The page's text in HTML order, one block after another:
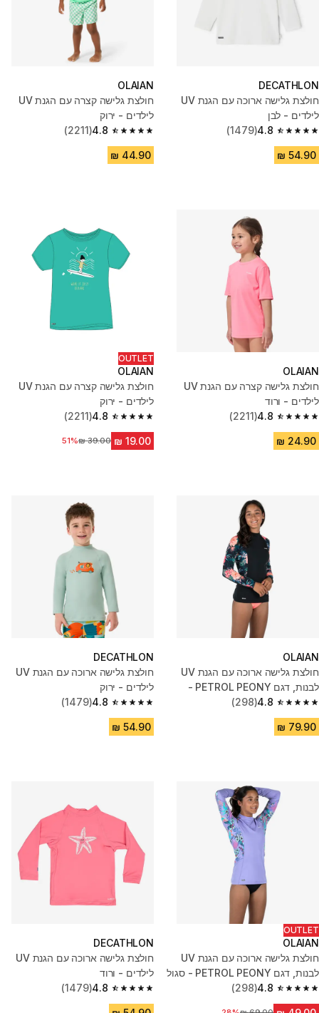
DECATHLON
חולצת גלישה ארוכה עם הגנת UV
לילדים - לבן
4.8
4.8 out of 5 stars from 1479 reviews
(1479)
OLAIAN
חולצת גלישה קצרה עם הגנת UV
לילדים - ירוק
4.8
4.8 out of 5 stars from 2211 reviews
(2211)
OLAIAN
חולצת גלישה קצרה עם הגנת UV
לילדים - ורוד
4.8
4.8 out of 5 stars from 2211 reviews
(2211)
OUTLET
OLAIAN
חולצת גלישה קצרה עם הגנת UV
לילדים - ירוק
4.8
4.8 out of 5 stars from 2211 reviews
(2211)
מחיר לפני הנחה‏39.00 ₪
51%
OLAIAN
חולצת גלישה ארוכה עם הגנת UV
לבנות, דגם PETROL PEONY -
שחור
4.8
4.8 out of 5 stars from 298 reviews
(298)
DECATHLON
חולצת גלישה ארוכה עם הגנת UV
לילדים - ירוק
4.8
4.8 out of 5 stars from 1479 reviews
(1479)
OUTLET
OLAIAN
חולצת גלישה ארוכה עם הגנת UV
לבנות, דגם PETROL PEONY - סגול
4.8
4.8 out of 5 stars from 298 reviews
(298)
DECATHLON
חולצת גלישה ארוכה עם הגנת UV
לילדים - ורוד
4.8
4.8 out of 5 stars from 1479 reviews
(1479)